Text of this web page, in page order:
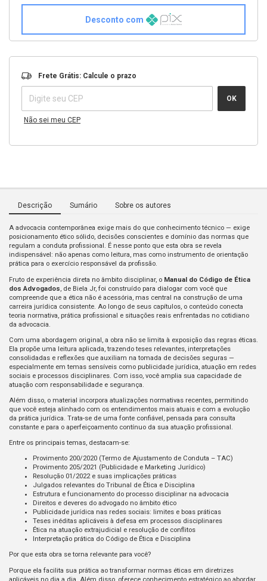
Desconto com
Entregas para o CEP:
Frete Grátis: Calcule o prazo
OK
Não sei meu CEP
Descrição Sumário Sobre os autores
A advocacia contemporânea exige mais do que conhecimento técnico — exige
posicionamento ético sólido, decisões conscientes e domínio das normas que
regulam a conduta profissional. É nesse ponto que esta obra se revela
indispensável: não apenas como leitura, mas como instrumento de orientação
prática para o exercício responsável da profissão.
Fruto de experiência direta no âmbito disciplinar, o Manual do Código de Ética
dos Advogados , de Biela Jr, foi construído para dialogar com você que
compreende que a ética não é acessória, mas central na construção de uma
carreira jurídica consistente. Ao longo de seus capítulos, o conteúdo conecta
teoria normativa, prática profissional e situações reais enfrentadas no cotidiano
da advocacia.
Com uma abordagem original, a obra não se limita à exposição das regras éticas.
Ela propõe uma leitura aplicada, trazendo teses relevantes, interpretações
consolidadas e reflexões que auxiliam na tomada de decisões seguras —
especialmente em temas sensíveis como publicidade jurídica, atuação em redes
sociais e processos disciplinares. Com isso, você amplia sua capacidade de
atuação com responsabilidade e segurança.
Além disso, o material incorpora atualizações normativas recentes, permitindo
que você esteja alinhado com os entendimentos mais atuais e com a evolução
da prática jurídica. Trata-se de uma fonte confiável, pensada para consulta
constante e para o aperfeiçoamento contínuo da sua atuação profissional.
Entre os principais temas, destacam-se:
Provimento 200/2020 (Termo de Ajustamento de Conduta – TAC)
Provimento 205/2021 (Publicidade e Marketing Jurídico)
Resolução 01/2022 e suas implicações práticas
Julgados relevantes do Tribunal de Ética e Disciplina
Estrutura e funcionamento do processo disciplinar na advocacia
Direitos e deveres do advogado no âmbito ético
Publicidade jurídica nas redes sociais: limites e boas práticas
Teses inéditas aplicáveis à defesa em processos disciplinares
Ética na atuação extrajudicial e resolução de conflitos
Interpretação prática do Código de Ética e Disciplina
Por que esta obra se torna relevante para você?
Porque ela facilita sua prática ao transformar normas éticas em diretrizes
aplicáveis no dia a dia. Além disso, oferece conhecimento estratégico ao abordar